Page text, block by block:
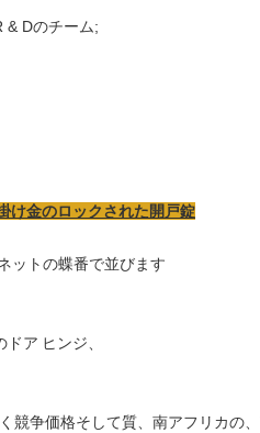
& Dのチーム;
け金のロックされた開戸錠
ットの蝶番で並びます
ア ヒンジ、
競争価格そして質、南アフリカの